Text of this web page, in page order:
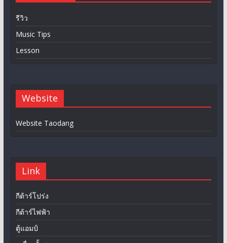
รีวิว
Music Tips
Lesson
Website
Website Taodang
Link
กีต้าร์โปร่ง
กีต้าร์ไฟฟ้า
ตู้แอมป์